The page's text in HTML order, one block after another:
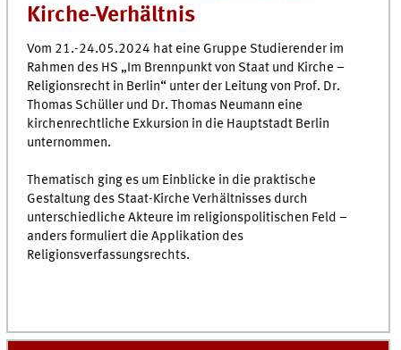
Kirche-Verhältnis
Vom 21.-24.05.2024 hat eine Gruppe Studierender im
Rahmen des HS „Im Brennpunkt von Staat und Kirche –
Religionsrecht in Berlin“ unter der Leitung von Prof. Dr.
Thomas Schüller und Dr. Thomas Neumann eine
kirchenrechtliche Exkursion in die Hauptstadt Berlin
unternommen.
Thematisch ging es um Einblicke in die praktische
Gestaltung des Staat-Kirche Verhältnisses durch
unterschiedliche Akteure im religionspolitischen Feld –
anders formuliert die Applikation des
Religionsverfassungsrechts.